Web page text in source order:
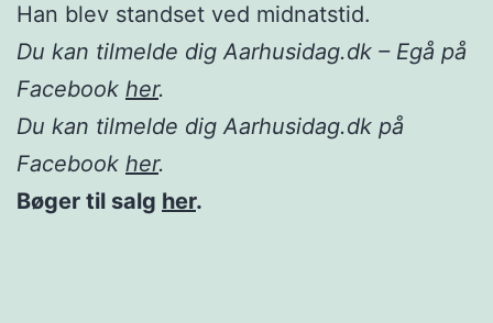
Han blev standset ved midnatstid.
Du kan tilmelde dig Aarhusidag.dk – Egå på
Facebook her.
Du kan tilmelde dig Aarhusidag.dk på
Facebook her.
Bøger til salg her.